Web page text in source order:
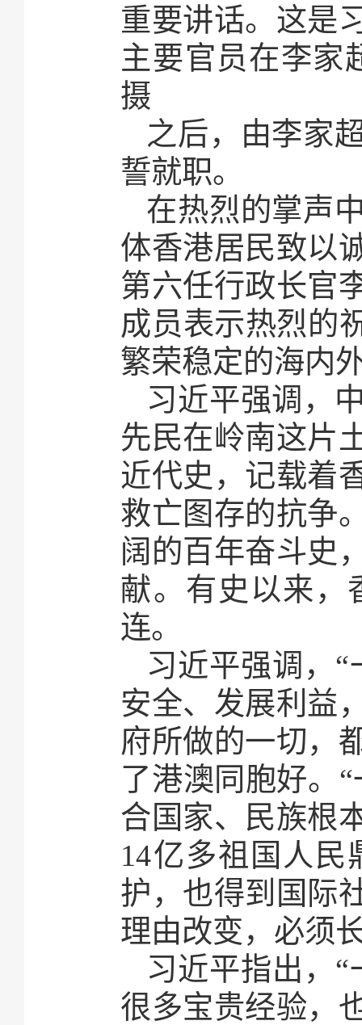
重要讲话。这是
主要官员在李家
摄
之后，由李家
誓就职。
在热烈的掌声
体香港居民致以
第六任行政长官
成员表示热烈的
繁荣稳定的海内
习近平强调，
先民在岭南这片
近代史，记载着
救亡图存的抗争
阔的百年奋斗史
献。有史以来，
连。
习近平强调，
安全、发展利益
府所做的一切，
了港澳同胞好。
合国家、民族根
14亿多祖国人
护，也得到国际
理由改变，必须
习近平指出，
很多宝贵经验，